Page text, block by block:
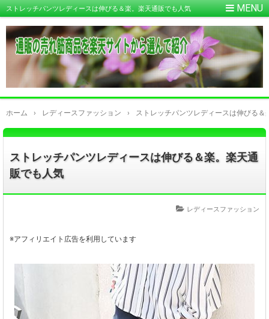
ストレッチパンツレディースは伸びる＆楽。楽天通販でも人気
ホーム › レディースファッション › ストレッチパンツレディースは伸びる＆
ストレッチパンツレディースは伸びる＆楽。楽天通
販でも人気
レディースファッション
※アフィリエイト広告を利用しています